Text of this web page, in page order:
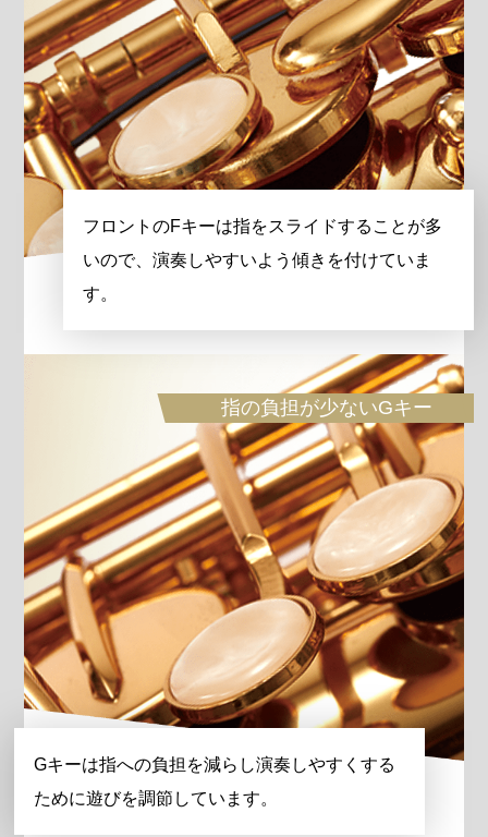
フロントのFキーは指をスライドすることが多
いので、演奏しやすいよう傾きを付けていま
す。
指の負担が少ないGキー
Gキーは指への負担を減らし演奏しやすくする
ために遊びを調節しています。